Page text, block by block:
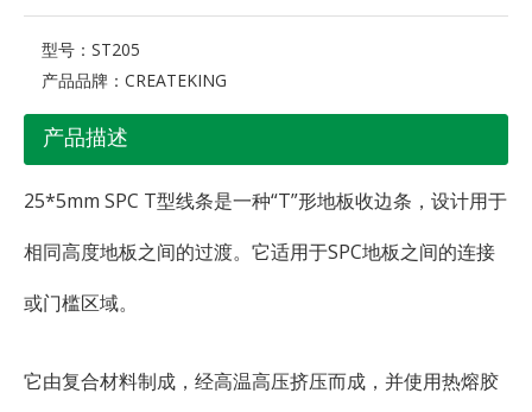
型号： ST205
产品品牌： CREATEKING
产品描述
25*5mm SPC T型线条是一种“T”形地板收边条，设计用于
相同高度地板之间的过渡。它适用于SPC地板之间的连接
或门槛区域。
它由复合材料制成，经高温高压挤压而成，并使用热熔胶